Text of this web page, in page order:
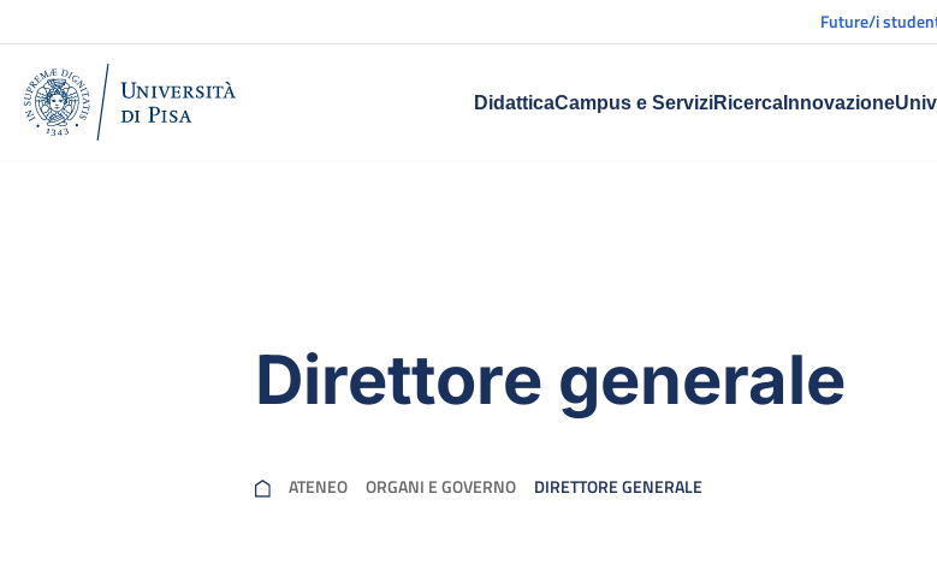
Future/i
DidatticaCampus e ServiziRicercaInnovazione
Direttore generale
ATENEO ORGANI E GOVERNO DIRETTORE GENERALE